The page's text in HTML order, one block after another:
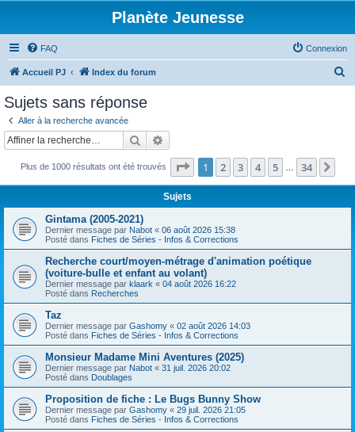
Planète Jeunesse
FAQ Connexion
Accueil PJ Index du forum
c
Sujets sans réponse
Aller à la recherche avancée
Rechercher
Plus de 1000 résultats ont été trouvés Page 1sur34
1 2 3 4 5 34
Sujets
Gintama (2005-2021)
Dernier message par Nabot « 06 août 2026 15:38
Posté dans Fiches de Séries - Infos & Corrections
Recherche court/moyen-métrage d'animation poétique
(voiture-bulle et enfant au volant)
Dernier message par klaark « 04 août 2026 16:22
Posté dans Recherches
Taz
Dernier message par Gashomy « 02 août 2026 14:03
Posté dans Fiches de Séries - Infos & Corrections
Monsieur Madame Mini Aventures (2025)
Dernier message par Nabot « 31 juil. 2026 20:02
Posté dans Doublages
Proposition de fiche : Le Bugs Bunny Show
Dernier message par Gashomy « 29 juil. 2026 21:05
Posté dans Fiches de Séries - Infos & Corrections